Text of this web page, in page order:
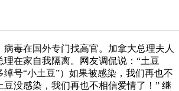
毒在国外专门找高官。加拿大总理夫人
理在家自我隔离。网友调侃说：“土豆
绰号“小土豆”）如果被感染，我们再也不
豆没感染，我们再也不相信爱情了！” 继